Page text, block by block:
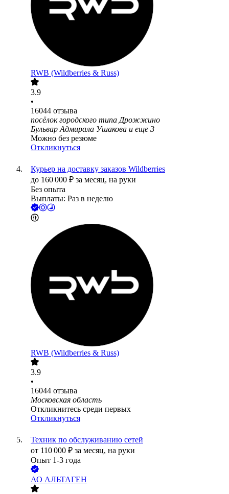
RWB (Wildberries & Russ)
3.9
•
16044 отзыва
посёлок городского типа Дрожжино
Бульвар Адмирала Ушакова и еще 3
Можно без резюме
Откликнуться
Курьер на доставку заказов Wildberries
до 160 000 ₽ за месяц, на руки
Без опыта
Выплаты: Раз в неделю
RWB (Wildberries & Russ)
3.9
•
16044 отзыва
Московская область
Откликнитесь среди первых
Откликнуться
Техник по обслуживанию сетей
от 110 000 ₽ за месяц, на руки
Опыт 1-3 года
АО АЛЬТАГЕН